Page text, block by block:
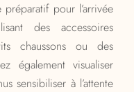
pour l’arrivée
des accessoires
chaussons ou des
également visualiser
sensibiliser à l’attente